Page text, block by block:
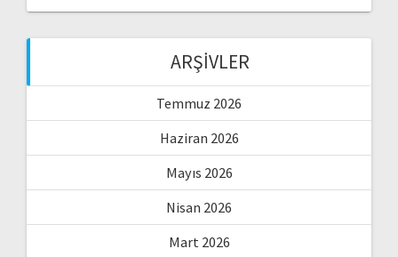
ARŞIVLER
Temmuz 2026
Haziran 2026
Mayıs 2026
Nisan 2026
Mart 2026